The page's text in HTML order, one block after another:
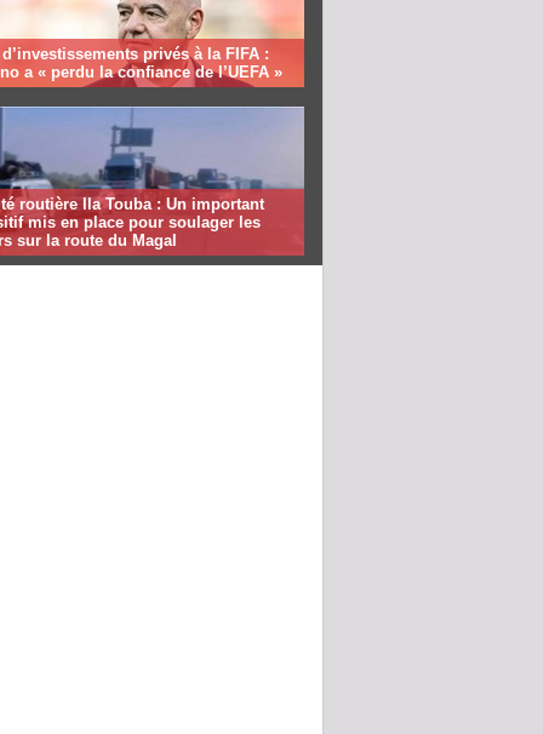
privés à la FIFA :
a « perdu la confiance de l’UEFA »
routière Ila Touba : Un important
mis en place pour soulager les
sur la route du Magal